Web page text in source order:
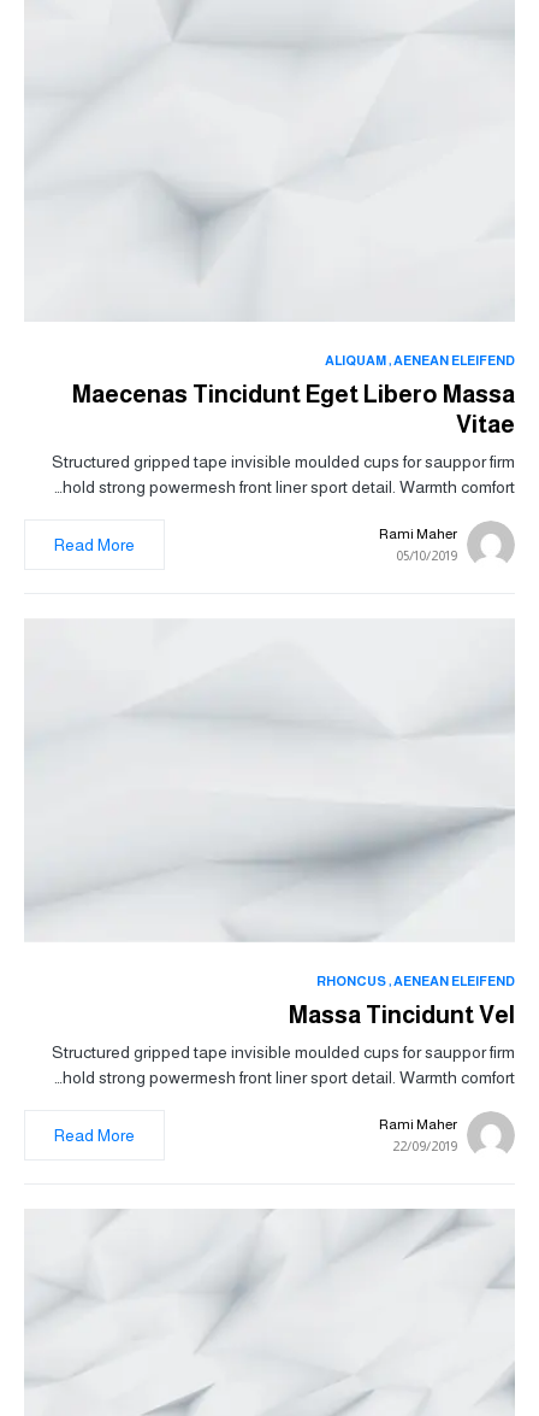
AENEAN ELEIFEND
ALIQUAM
Maecenas Tincidunt Eget Libero Massa
Vitae
Structured gripped tape invisible moulded cups for sauppor firm
hold strong powermesh front liner sport detail. Warmth comfort…
Rami Maher
05/10/2019
Read More
AENEAN ELEIFEND
RHONCUS
Massa Tincidunt Vel
Structured gripped tape invisible moulded cups for sauppor firm
hold strong powermesh front liner sport detail. Warmth comfort…
Rami Maher
22/09/2019
Read More